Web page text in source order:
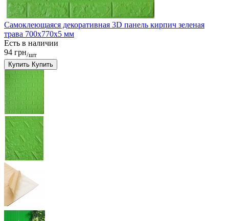
Самоклеющаяся декоративная 3D панель кирпич зеленая
трава 700x770x5 мм
Есть в наличии
94 грн/шт
Купить Купить